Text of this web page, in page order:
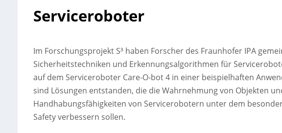
Serviceroboter
Im Forschungsprojekt S³ haben Forscher des Fraunhofer IPA
Sicherheitstechniken und Erkennungsalgorithmen für
auf dem Serviceroboter Care-O-bot 4 in einer beispielhaften
sind Lösungen entstanden, die die Wahrnehmung von Objekten
Handhabungsfähigkeiten von Servicerobotern unter dem
Safety verbessern sollen.